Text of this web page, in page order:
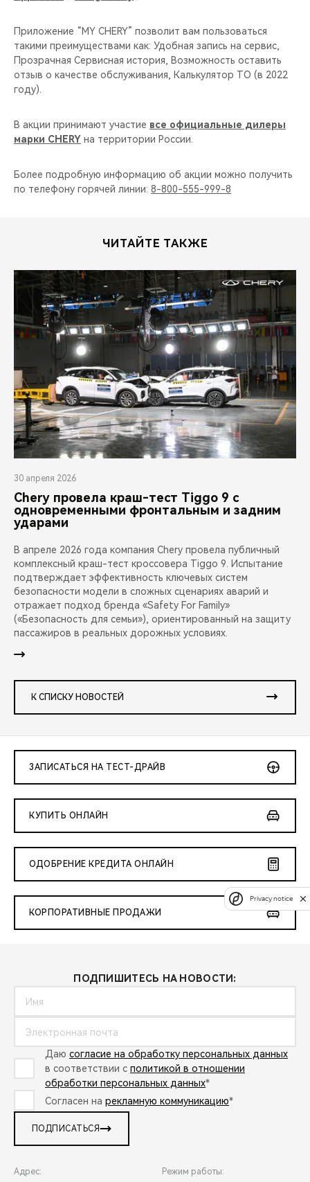
Приложение “MY CHERY” позволит вам пользоваться
такими преимуществами как: Удобная запись на сервис,
Прозрачная Сервисная история, Возможность оставить
отзыв о качестве обслуживания, Калькулятор ТО (в 2022
году).
В акции принимают участие все официальные дилеры
марки CHERY на территории России.
Более подробную информацию об акции можно получить
по телефону горячей линии: 8-800-555-999-8
ЧИТАЙТЕ ТАКЖЕ
30 апреля 2026
Chery провела краш-тест Tiggo 9 с
одновременными фронтальным и задним
ударами
В апреле 2026 года компания Chery провела публичный
комплексный краш-тест кроссовера Tiggo 9. Испытание
подтверждает эффективность ключевых систем
безопасности модели в сложных сценариях аварий и
отражает подход бренда «Safety For Family»
(«Безопасность для семьи»), ориентированный на защиту
пассажиров в реальных дорожных условиях.
К СПИСКУ НОВОСТЕЙ
ЗАПИСАТЬСЯ НА ТЕСТ-ДРАЙВ
КУПИТЬ ОНЛАЙН
ОДОБРЕНИЕ КРЕДИТА ОНЛАЙН
КОРПОРАТИВНЫЕ ПРОДАЖИ
ПОДПИШИТЕСЬ НА НОВОСТИ:
Даю согласие на обработку персональных данных
в соответствии с политикой в отношении
обработки персональных данных*
Согласен на рекламную коммуникацию*
ПОДПИСАТЬСЯ
Адрес: Режим работы:
Privacy notice